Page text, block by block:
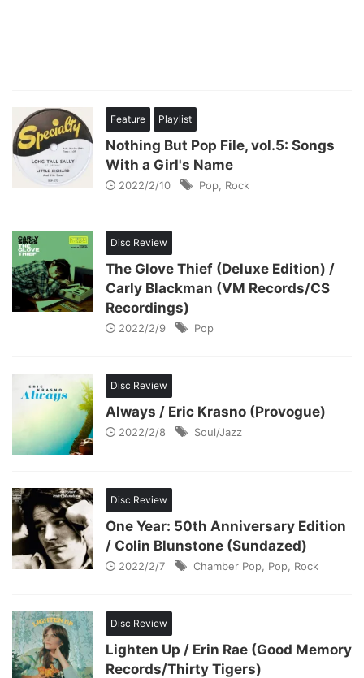
Feature Playlist
Nothing But Pop File, vol.5: Songs
With a Girl's Name
2022/2/10 Pop Rock
Disc Review
The Glove Thief (Deluxe Edition) /
Carly Blackman (VM Records/CS
Recordings)
2022/2/9 Pop
Disc Review
Always / Eric Krasno (Provogue)
2022/2/8 Soul/Jazz
Disc Review
One Year: 50th Anniversary Edition
/ Colin Blunstone (Sundazed)
2022/2/7 Chamber Pop Pop Rock
Disc Review
Lighten Up / Erin Rae (Good Memory
Records/Thirty Tigers)